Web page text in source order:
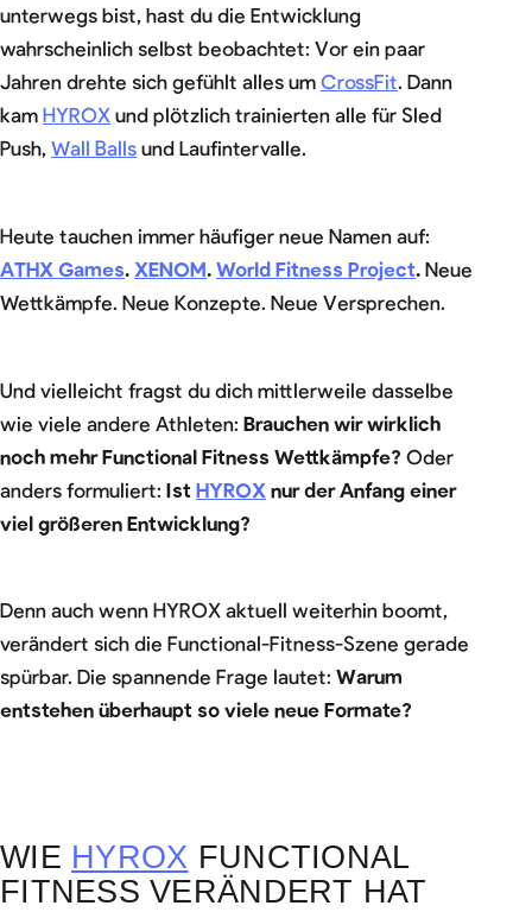
unterwegs bist, hast du die Entwicklung
wahrscheinlich selbst beobachtet: Vor ein paar
Jahren drehte sich gefühlt alles um CrossFit. Dann
kam HYROX und plötzlich trainierten alle für Sled
Push, Wall Balls und Laufintervalle.
Heute tauchen immer häufiger neue Namen auf:
ATHX Games. XENOM. World Fitness Project. Neue
Wettkämpfe. Neue Konzepte. Neue Versprechen.
Und vielleicht fragst du dich mittlerweile dasselbe
wie viele andere Athleten: Brauchen wir wirklich
noch mehrFunctional Fitness Wettkämpfe? Oder
anders formuliert: Ist HYROX nur der Anfang einer
viel größeren Entwicklung?
Denn auch wenn HYROX aktuell weiterhin boomt,
verändert sich die Functional-Fitness-Szene gerade
spürbar. Die spannende Frage lautet: Warum
entstehen überhaupt so viele neue Formate?
WIE HYROX FUNCTIONAL
FITNESS VERÄNDERT HAT